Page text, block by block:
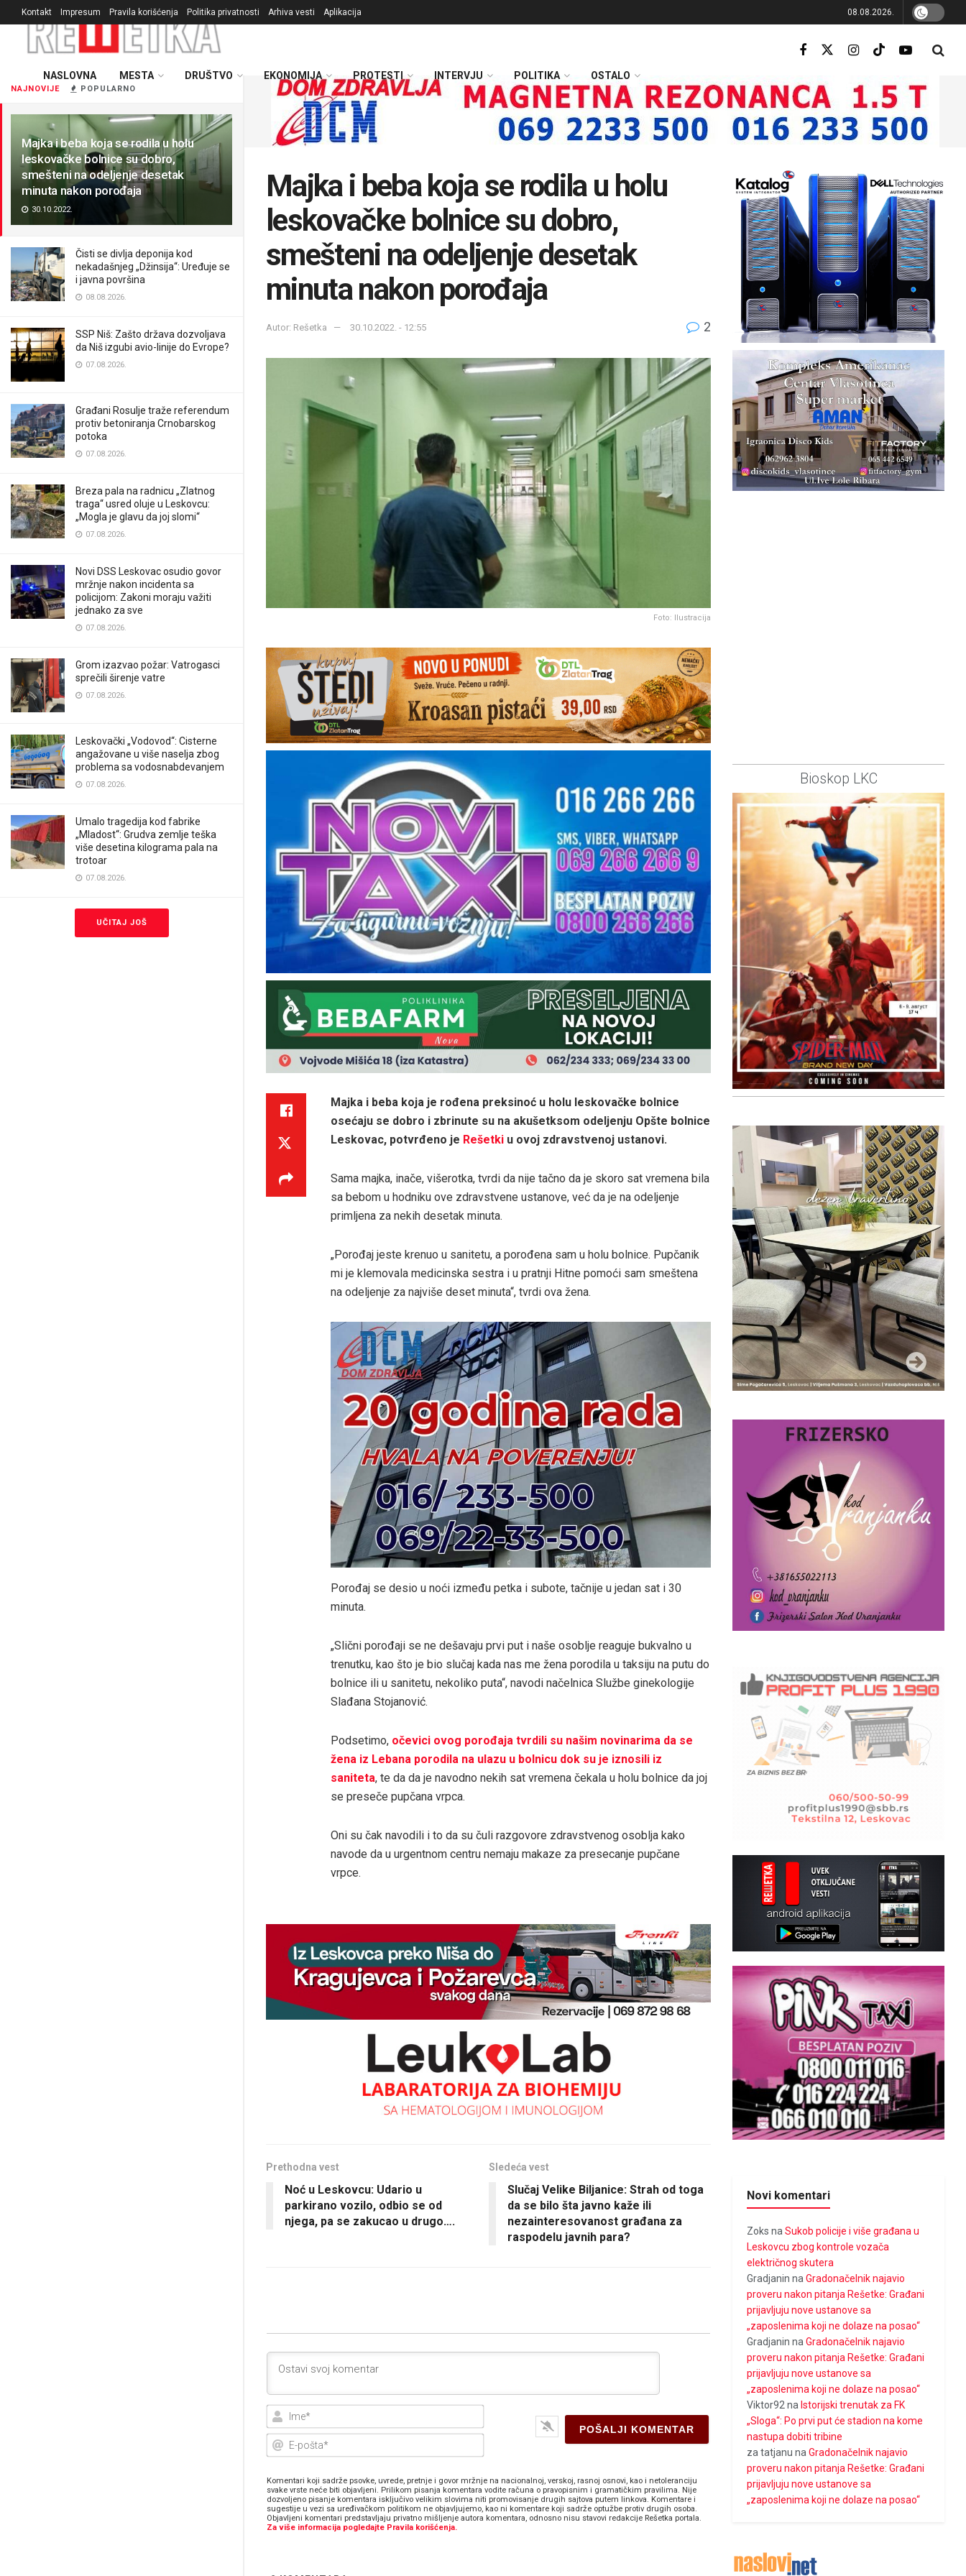
NAJNOVIJE POPULARNO
Majka i beba koja se rodila u holu
leskovačke bolnice su dobro,
smešteni na odeljenje desetak
minuta nakon porođaja
30.10.2022.
Čisti se divlja deponija kod
nekadašnjeg „Džinsija“: Uređuje se
i javna površina
08.08.2026.
SSP Niš: Zašto država dozvoljava
da Niš izgubi avio-linije do Evrope?
07.08.2026.
Građani Rosulje traže referendum
protiv betoniranja Crnobarskog
potoka
07.08.2026.
Breza pala na radnicu „Zlatnog
traga“ usred oluje u Leskovcu:
„Mogla je glavu da joj slomi“
07.08.2026.
Novi DSS Leskovac osudio govor
mržnje nakon incidenta sa
policijom: Zakoni moraju važiti
jednako za sve
07.08.2026.
Grom izazvao požar: Vatrogasci
sprečili širenje vatre
07.08.2026.
Leskovački „Vodovod“: Cisterne
angažovane u više naselja zbog
problema sa vodosnabdevanjem
07.08.2026.
Umalo tragedija kod fabrike
„Mladost“: Grudva zemlje teška
više desetina kilograma pala na
trotoar
07.08.2026.
UČITAJ JOŠ
Kontakt Impresum Pravila korišćenja Politika privatnosti Arhiva vesti Aplikacija 08.08.2026.
NASLOVNA MESTA DRUŠTVO EKONOMIJA PROTESTI INTERVJU POLITIKA OSTALO
Majka i beba koja se rodila u holu
leskovačke bolnice su dobro,
smešteni na odeljenje desetak
minuta nakon porođaja
Autor: Rešetka 30.10.2022. - 12:55 2
Foto: Ilustracija
Majka i beba koja je rođena preksinoć u holu leskovačke bolnice
osećaju se dobro i zbrinute su na akušetksom odeljenju Opšte bolnice
Leskovac, potvrđeno je Rešetki u ovoj zdravstvenoj ustanovi.
Sama majka, inače, višerotka, tvrdi da nije tačno da je skoro sat vremena bila
sa bebom u hodniku ove zdravstvene ustanove, već da je na odeljenje
primljena za nekih desetak minuta.
„Porođaj jeste krenuo u sanitetu, a porođena sam u holu bolnice. Pupčanik
mi je klemovala medicinska sestra i u pratnji Hitne pomoći sam smeštena
na odeljenje za najviše deset minuta“, tvrdi ova žena.
Porođaj se desio u noći između petka i subote, tačnije u jedan sat i 30
minuta.
„Slični porođaji se ne dešavaju prvi put i naše osoblje reaguje bukvalno u
trenutku, kao što je bio slučaj kada nas me žena porodila u taksiju na putu do
bolnice ili u sanitetu, nekoliko puta“, navodi načelnica Službe ginekologije
Slađana Stojanović.
Podsetimo, očevici ovog porođaja tvrdili su našim novinarima da se
žena iz Lebana porodila na ulazu u bolnicu dok su je iznosili iz
saniteta, te da da je navodno nekih sat vremena čekala u holu bolnice da joj
se preseče pupčana vrpca.
Oni su čak navodili i to da su čuli razgovore zdravstvenog osoblja kako
navode da u urgentnom centru nemaju makaze za presecanje pupčane
vrpce.
Prethodna vest
Noć u Leskovcu: Udario u
parkirano vozilo, odbio se od
njega, pa se zakucao u drugo….
Sledeća vest
Slučaj Velike Biljanice: Strah od toga
da se bilo šta javno kaže ili
nezainteresovanost građana za
raspodelu javnih para?
Ime*
E-
Komentari koji sadrže psovke, uvrede, pretnje i govor mržnje na nacionalnoj, verskoj, rasnoj osnovi, kao i netoleranciju
svake vrste neće biti objavljeni. Prilikom pisanja komentara vodite računa o pravopisnim i gramatičkim pravilima. Nije
dozvoljeno pisanje komentara isključivo velikim slovima niti promovisanje drugih sajtova putem linkova. Komentare i
sugestije u vezi sa uređivačkom politikom ne objavljujemo, kao ni komentare koji sadrže optužbe protiv drugih osoba.
Objavljeni komentari predstavljaju privatno mišljenje autora komentara, odnosno nisu stavovi redakcije Rešetka portala.
Za više informacija pogledajte Pravila korišćenja.
Bioskop LKC
Novi komentari
Zoks naSukob policije i više građana u
Leskovcu zbog kontrole vozača
električnog skutera
Gradjanin naGradonačelnik najavio
proveru nakon pitanja Rešetke: Građani
prijavljuju nove ustanove sa
„zaposlenima koji ne dolaze na posao“
Gradjanin naGradonačelnik najavio
proveru nakon pitanja Rešetke: Građani
prijavljuju nove ustanove sa
„zaposlenima koji ne dolaze na posao“
Viktor92 na Istorijski trenutak za FK
„Sloga“: Po prvi put će stadion na kome
nastupa dobiti tribine
za tatjanu naGradonačelnik najavio
proveru nakon pitanja Rešetke: Građani
prijavljuju nove ustanove sa
„zaposlenima koji ne dolaze na posao“